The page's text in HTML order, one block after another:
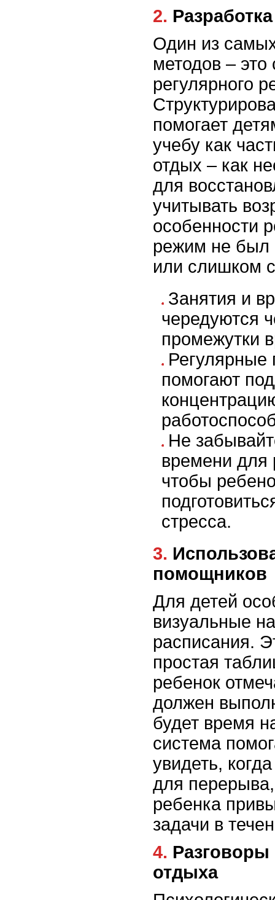
2.
Один из
методов – это
регулярного
помогает
учебу как
отдых – как
для
учитывать
особенности
режим не был
или слишком
Занятия и
чередуются
промежутки
помогают
Не
времени для
чтобы
стресса.
3. Использование визуальных
помощников
Для детей
визуальные
расписания.
простая
ребенок
должен
будет время
система
увидеть,
для
ребенка
задачи в
4. Разговоры о важности
отдыха